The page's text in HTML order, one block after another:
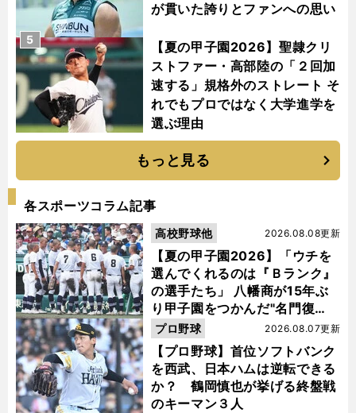
が貫いた誇りとファンへの思い
【夏の甲子園2026】聖隷クリ
ストファー・高部陸の「２回加
速する」規格外のストレート そ
れでもプロではなく大学進学を
選ぶ理由
5
もっと見る
各スポーツコラム記事
【夏の甲子園2026】「ウチを
選んでくれるのは『Ｂランク』
の選手たち」 八幡商が15年ぶ
り甲子園をつかんだ"名門復
活"の舞台裏
2026.08.08更新
高校野球他
【プロ野球】首位ソフトバンク
を西武、日本ハムは逆転できる
か？ 鶴岡慎也が挙げる終盤戦
のキーマン３人
2026.08.07更新
プロ野球